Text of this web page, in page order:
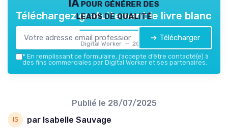
IA pour générer des
leads de qualité
Digital Worker — 2026
Téléchargez gratuitement le livre blanc
➔ Télécharger
* En remplissant ce formulaire, j’accepte d’être contacté(e) à
des fins commerciales par Digital Worker et ses partenaires.
Publié le 28/07/2025
par Isabelle Sauvage